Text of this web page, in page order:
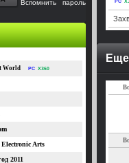
Вспомнить пароль
World PC X360
Arts
2011
PC